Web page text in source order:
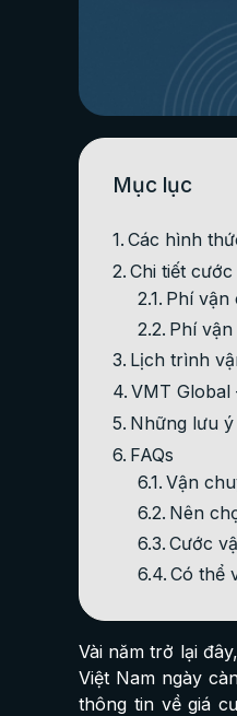
Mục lục
Các hình
Chi tiết
Phí vận
Phí
Lịch trình
VMT Global
Những lưu
FAQs
Vận
Nên
Cước
Có thể
Vài năm trở lại
Việt Nam ngày
thông tin về giá